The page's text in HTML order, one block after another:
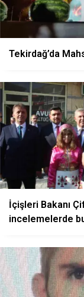
Tekirdağ’da
İçişleri Bakanı
incelemelerde